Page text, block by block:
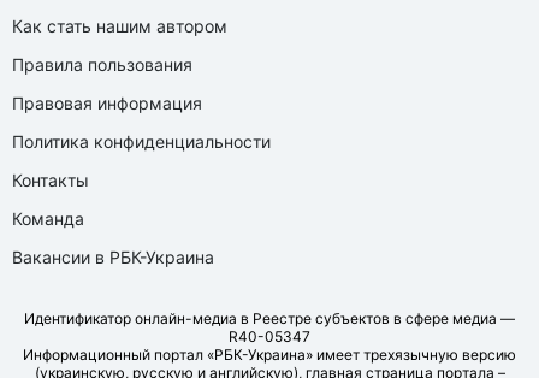
Как стать нашим автором
Правила пользования
Правовая информация
Политика конфиденциальности
Контакты
Команда
Вакансии в РБК-Украина
Идентификатор онлайн-медиа в Реестре субъектов в сфере медиа —
R40-05347
Информационный портал «РБК-Украина» имеет трехязычную версию
(украинскую, русскую и английскую), главная страница портала –